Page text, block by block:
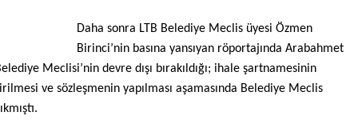
Daha sonra LTB Belediye Meclis üyesi Özmen
Birinci’nin basına yansıyan röportajında Arabahmet
Meclisi’nin devre dışı bırakıldığı; ihale şartnamesinin
ve sözleşmenin yapılması aşamasında Belediye Meclis